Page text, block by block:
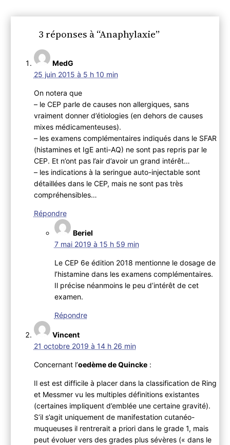
3 réponses à “Anaphylaxie”
MedG
25 juin 2015 à 5 h 10 min
On notera que
– le CEP parle de causes non allergiques, sans
vraiment donner d’étiologies (en dehors de causes
mixes médicamenteuses).
– les examens complémentaires indiqués dans le SFAR
(histamines et IgE anti-AQ) ne sont pas repris par le
CEP. Et n’ont pas l’air d’avoir un grand intérêt…
– les indications à la seringue auto-injectable sont
détaillées dans le CEP, mais ne sont pas très
compréhensibles…
Répondre
Beriel
7 mai 2019 à 15 h 59 min
Le CEP 6e édition 2018 mentionne le dosage de
l’histamine dans les examens complémentaires.
Il précise néanmoins le peu d’intérêt de cet
examen.
Répondre
Vincent
21 octobre 2019 à 14 h 26 min
Concernant l’oedème de Quincke:
Il est est difficile à placer dans la classification de Ring
et Messmer vu les multiples définitions existantes
(certaines impliquent d’emblée une certaine gravité).
S’il s’agit uniquement de manifestation cutanéo-
muqueuses il rentrerait a priori dans le grade 1, mais
peut évoluer vers des grades plus sévères (« dans le